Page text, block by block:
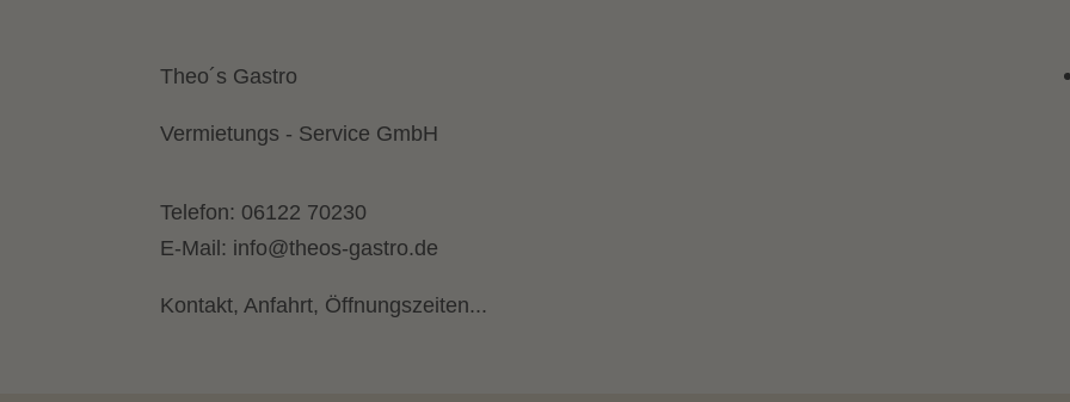
Theo´s Gastro
Vermietungs - Service GmbH
Telefon: 06122 70230
E-Mail: info@theos-gastro.de
Kontakt, Anfahrt, Öffnungszeiten...